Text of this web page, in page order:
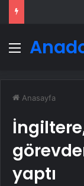
Menü
Anasayfa
yaptı